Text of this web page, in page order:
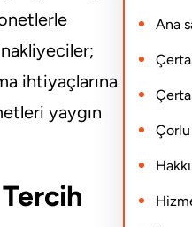
ihtiyaçlarına
yaygın
c
h
Ana
Çorlu